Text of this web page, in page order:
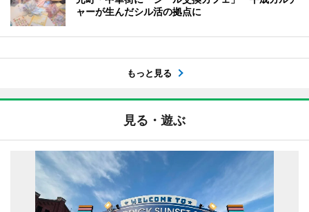
ャーが生んだシル活の拠点に
もっと見る
見る・遊ぶ